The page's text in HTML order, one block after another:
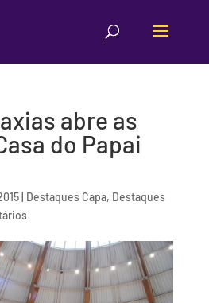
abre as
do Papai
| Destaques Capa, Destaques